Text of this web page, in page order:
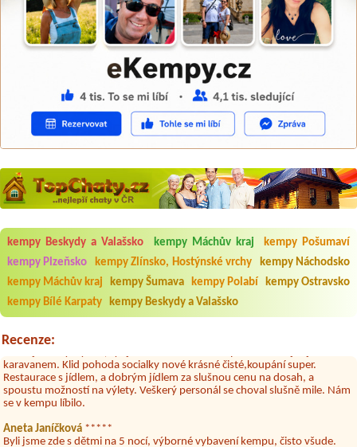
kempy Beskydy a Valašsko kempy Máchův kraj
kempy Pošumaví
kempy Plzeňsko
kempy Zlínsko, Hostýnské vrchy
kempy Náchodsko
kempy Máchův kraj
kempy Šumava kempy Polabí
kempy Ostravsko
kempy Bílé Karpaty
kempy Beskydy a Valašsko
Recenze:
Byli jsme zde v týdnu od 25.7. do 1.8. 2026. Kemp jako takový je pěkný.
V umývárně i na WC bylo vždy čisto, doplněný papír i utěrky, což při
množství návštěvníků není samozřejmost. V kempu je obchod a
restaurace, kebab a další občerstvení. Co nás ale velice zklamalo byl
celodenní hluk z repráků u stanů a absolutní bezohlednost ostatních
ubytovaných. Přes den jsem si připadala jak na pouti- z každého koutu
hrála jiná hudba.Kemp pěkný, ale takový rámus jsme ještě nezažili...
Jana
Chtěli jsme být týden,byli jsme dva. Na začátku prázdnin. Přijeli jsme
karavanem. Klid pohoda socialky nové krásné čisté,koupání super.
Restaurace s jídlem, a dobrým jídlem za slušnou cenu na dosah, a
spoustu možností na výlety. Veškerý personál se choval slušně mile. Nám
se v kempu líbilo.
Aneta Janíčková *****
Byli jsme zde s dětmi na 5 nocí, výborné vybavení kempu, čisto všude.